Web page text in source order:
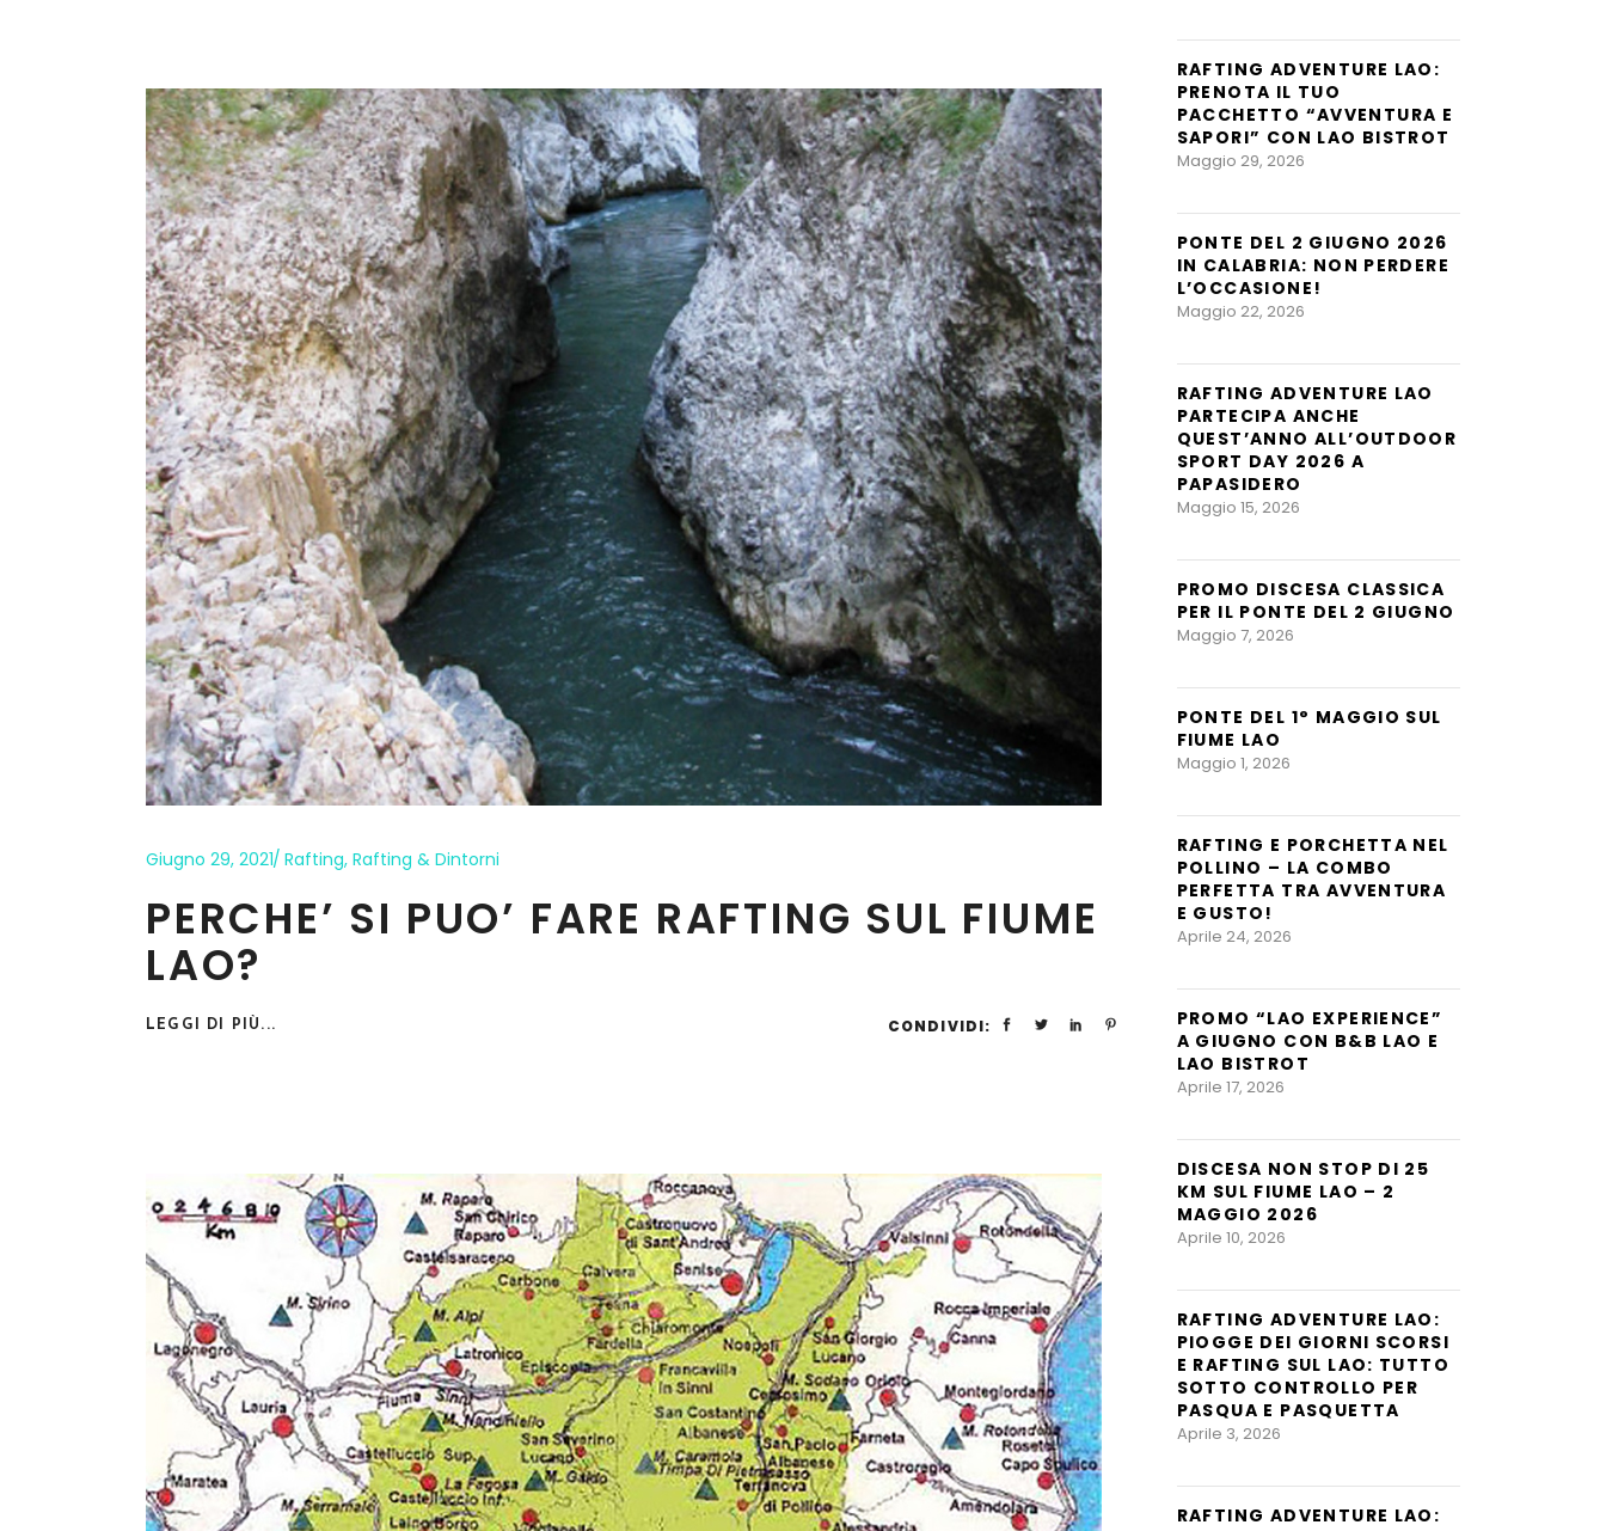
Giugno 29, 2021 Rafting, Rafting & Dintorni
PERCHE’ SI PUO’ FARE RAFTING SUL FIUME
LAO?
LEGGI DI PIÙ... CONDIVIDI:
RAFTING ADVENTURE LAO:
PRENOTA IL TUO
PACCHETTO “AVVENTURA E
SAPORI” CON LAO BISTROT
Maggio 29, 2026
PONTE DEL 2 GIUGNO 2026
IN CALABRIA: NON PERDERE
L’OCCASIONE!
Maggio 22, 2026
RAFTING ADVENTURE LAO
PARTECIPA ANCHE
QUEST’ANNO ALL’OUTDOOR
SPORT DAY 2026 A
PAPASIDERO
Maggio 15, 2026
PROMO DISCESA CLASSICA
PER IL PONTE DEL 2 GIUGNO
Maggio 7, 2026
PONTE DEL 1° MAGGIO SUL
FIUME LAO
Maggio 1, 2026
RAFTING E PORCHETTA NEL
POLLINO – LA COMBO
PERFETTA TRA AVVENTURA
E GUSTO!
Aprile 24, 2026
PROMO “LAO EXPERIENCE”
A GIUGNO CON B&B LAO E
LAO BISTROT
Aprile 17, 2026
DISCESA NON STOP DI 25
KM SUL FIUME LAO – 2
MAGGIO 2026
Aprile 10, 2026
RAFTING ADVENTURE LAO:
PIOGGE DEI GIORNI SCORSI
E RAFTING SUL LAO: TUTTO
SOTTO CONTROLLO PER
PASQUA E PASQUETTA
Aprile 3, 2026
RAFTING ADVENTURE LAO: